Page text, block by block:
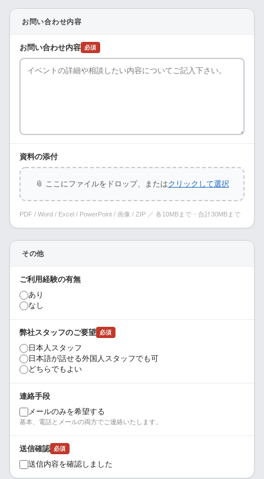
お問い合わせ内容
お問い合わせ内容 必須
資料の添付
📎 ここにファイルをドロップ、またはクリックして選択
PDF / Word / Excel / PowerPoint / 画像 / ZIP ／ 各10MBまで・合計30MBまで
その他
ご利用経験の有無
あり
なし
弊社スタッフのご要望 必須
日本人スタッフ
日本語が話せる外国人スタッフでも可
どちらでもよい
連絡手段
メールのみを希望する
基本、電話とメールの両方でご連絡いたします。
送信確認 必須
送信内容を確認しました